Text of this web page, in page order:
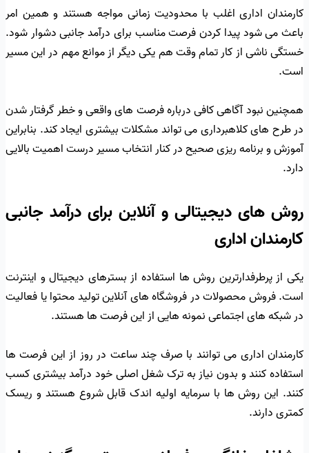
کارمندان اداری اغلب با محدودیت زمانی مواجه هستند و همین امر
باعث می شود پیدا کردن فرصت مناسب برای درآمد جانبی دشوار شود.
خستگی ناشی از کار تمام وقت هم یکی دیگر از موانع مهم در این مسیر
است.
همچنین نبود آگاهی کافی درباره فرصت های واقعی و خطر گرفتار شدن
در طرح های کلاهبرداری می تواند مشکلات بیشتری ایجاد کند. بنابراین
آموزش و برنامه ریزی صحیح در کنار انتخاب مسیر درست اهمیت بالایی
دارد.
روش های دیجیتالی و آنلاین برای درآمد جانبی
کارمندان اداری
یکی از پرطرفدارترین روش ها استفاده از بسترهای دیجیتال و اینترنت
است. فروش محصولات در فروشگاه های آنلاین تولید محتوا یا فعالیت
در شبکه های اجتماعی نمونه هایی از این فرصت ها هستند.
کارمندان اداری می توانند با صرف چند ساعت در روز از این فرصت ها
استفاده کنند و بدون نیاز به ترک شغل اصلی خود درآمد بیشتری کسب
کنند. این روش ها با سرمایه اولیه اندک قابل شروع هستند و ریسک
کمتری دارند.